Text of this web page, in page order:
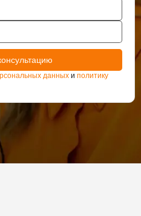
данных и политику